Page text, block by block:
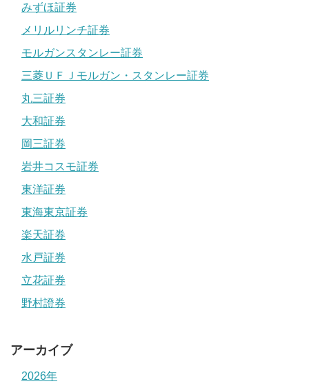
みずほ証券
メリルリンチ証券
モルガンスタンレー証券
三菱ＵＦＪモルガン・スタンレー証券
丸三証券
大和証券
岡三証券
岩井コスモ証券
東洋証券
東海東京証券
楽天証券
水戸証券
立花証券
野村證券
アーカイブ
2026年